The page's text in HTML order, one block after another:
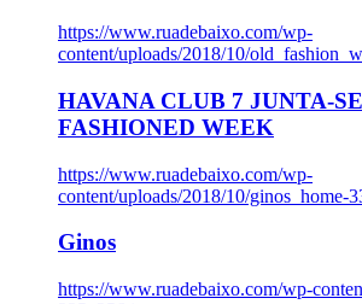
https://www.ruadebaixo.com/wp-
content/uploads/2018/10/
HAVANA CLUB 7 JUNTA-
FASHIONED WEEK
https://www.ruadebaixo.com/wp-
content/uploads/2018/10/ginos_home-
Ginos
https://www.ruadebaixo.com/wp-